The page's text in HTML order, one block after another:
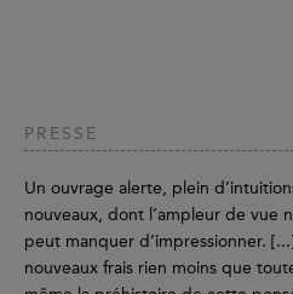
PRESSE
Un ouvrage alerte, plein
nouveaux, dont l’ampleur de vue
peut manquer d’impressionner.
nouveaux frais rien moins que